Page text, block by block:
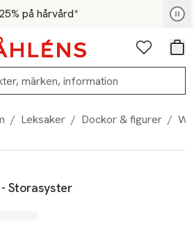
på hårvård*
- Shoppa nu
Favoriter
/ Leksaker / Dockor & figurer /
Storasyster